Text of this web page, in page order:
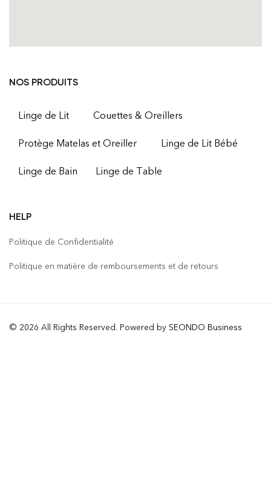
NOS PRODUITS
Linge de Lit Couettes & Oreillers
Protège Matelas et Oreiller Linge de Lit Bébé
Linge de Bain Linge de Table
HELP
Politique de Confidentialité
Politique en matière de remboursements et de retours
© 2026 All Rights Reserved. Powered by SEONDO Business